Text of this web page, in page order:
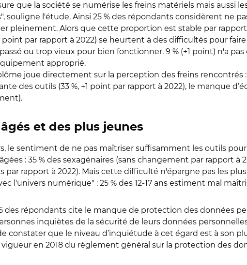
que la société se numérise les freins matériels mais aussi
souligne l'étude. Ainsi 25 % des répondants considèrent ne
pleinement. Alors que cette proportion est stable par
point par rapport à 2022) se heurtent à des difficultés pour
ou trop vieux pour bien fonctionner. 9 % (+1 point) n'a
approprié.
joue directement sur la perception des freins
des outils (33 %, +1 point par rapport à 2022), le manque
et des plus jeunes
le sentiment de ne pas maîtriser suffisamment les outils
: 35 % des sexagénaires (sans changement par rapport à
par rapport à 2022). Mais cette difficulté n'épargne pas les
l'univers numérique" : 25 % des 12-17 ans estiment mal
des répondants cite le manque de protection des données
inquiètes de la sécurité de leurs données
constater que le niveau d’inquiétude à cet égard est à son
en 2018 du règlement général sur la protection des